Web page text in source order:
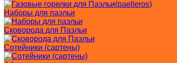
Наборы для паэльи
Сковорода для Паэльи
Сотейники (сартены)